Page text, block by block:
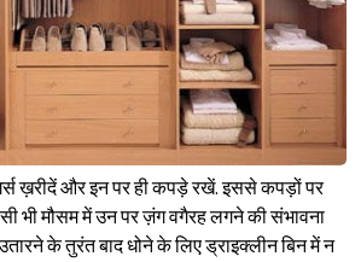
ख़रीदें और इन पर ही कपड़े रखें. इससे कपड़ों पर
भी मौसम में उन पर ज़ंग वगैरह लगने की संभावना
के तुरंत बाद धोने के लिए ड्राइक्लीन बिन में न